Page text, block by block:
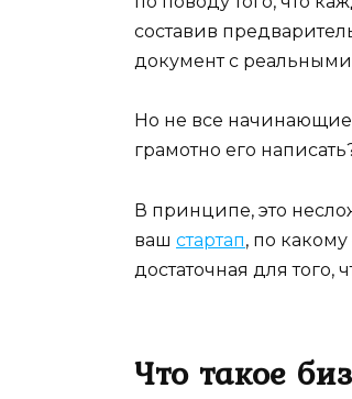
составив
документ с реальными
Но не все начинающие
грамотно его
В принципе, это
ваш стартап, по
достаточная для того,
Что такое